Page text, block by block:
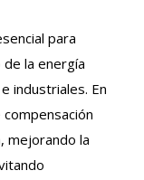
para
la energía
industriales. En
mejorando la